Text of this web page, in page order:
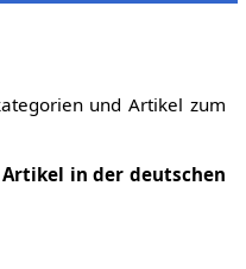
und Artikel zum
in der deutschen